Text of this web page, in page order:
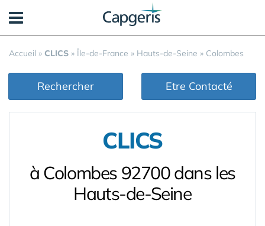
Accueil » CLICS » Île-de-France » Hauts-de-Seine » Colombes
Rechercher Etre Contacté
CLICS
à Colombes 92700 dans les
Hauts-de-Seine